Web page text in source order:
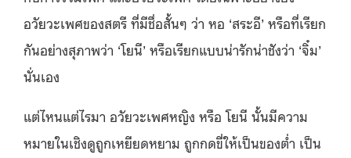
อวัยวะเพศของสตรี ที่มีชื่อสั้นๆ ว่า หอ ‘สระอี’ หรือที่เรียก
กันอย่างสุภาพว่า ‘โยนี’ หรือเรียกแบบน่ารักน่าชังว่า ‘จิ๋ม’
นั่นเอง
แต่ไหนแต่ไรมา อวัยวะเพศหญิง หรือ โยนี นั้นมีความ
หมายในเชิงดูถูกเหยียดหยาม ถูกกดขี่ให้เป็นของต่ำ เป็น